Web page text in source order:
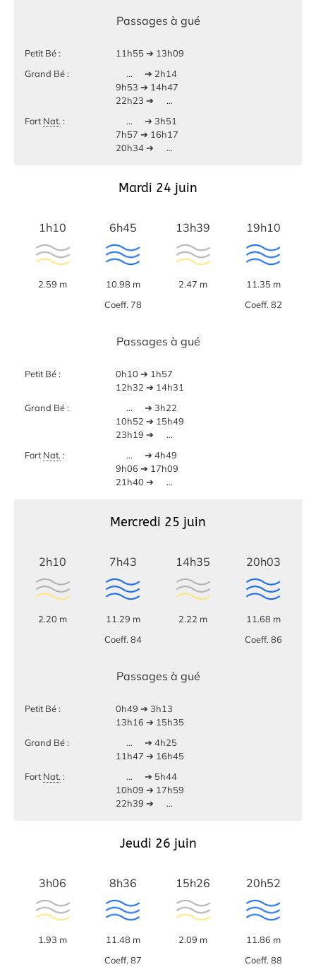
Passages à gué
Petit Bé :
11h55 ➔ 13h09
Grand Bé :
...
➔ 2h14
9h53 ➔ 14h47
22h23 ➔
...
Fort Nat. : ...
➔ 3h51
7h57 ➔ 16h17
20h34 ➔
...
Mardi 24 juin
1h10
2.59 m
6h45
10.98 m
Coeff. 78
13h39
2.47 m
19h10
11.35 m
Coeff. 82
Passages à gué
Petit Bé :
0h10 ➔ 1h57
12h32 ➔ 14h31
Grand Bé :
...
➔ 3h22
10h52 ➔ 15h49
23h19 ➔
...
Fort Nat. : ...
➔ 4h49
9h06 ➔ 17h09
21h40 ➔
...
Mercredi 25 juin
2h10
2.20 m
7h43
11.29 m
Coeff. 84
14h35
2.22 m
20h03
11.68 m
Coeff. 86
Passages à gué
Petit Bé :
0h49 ➔ 3h13
13h16 ➔ 15h35
Grand Bé :
...
➔ 4h25
11h47 ➔ 16h45
Fort Nat. : ...
➔ 5h44
10h09 ➔ 17h59
22h39 ➔
...
Jeudi 26 juin
3h06
1.93 m
8h36
11.48 m
Coeff. 87
15h26
2.09 m
20h52
11.86 m
Coeff. 88